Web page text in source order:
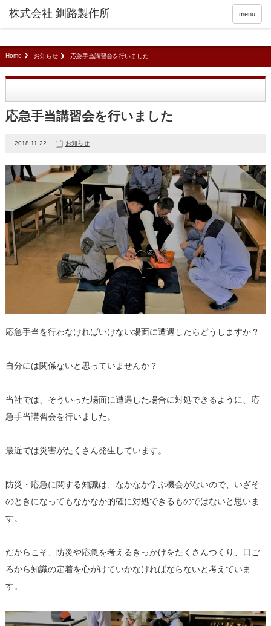
menu
Home お知らせ 応急手当講習会を行いました
応急手当講習会を行いました
2018.11.22 お知らせ
応急手当を行わなければいけない場面に遭遇したらどうしますか？
自分には関係ないと思っていませんか？
当社では、そういった場面に遭遇した場合に対処できるように、応
急手当講習会を行いました。
最近では災害がたくさん発生しています。
防災・応急に関する知識は、なかなか学ぶ機会がないので、いざそ
のときになってもなかなか的確に対処できるものではないと思いま
す。
だからこそ、防災や応急を考えるきっかけをたくさんつくり、日ご
ろから知識の定着を心がけていかなければならないと考えていま
す。